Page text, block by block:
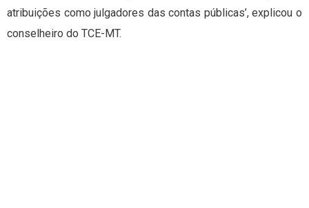
atribuições como julgadores das contas públicas’, explicou o
conselheiro do TCE-MT.